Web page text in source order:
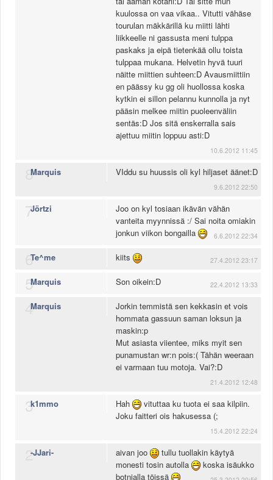
kuulossa on vaa vikaa.. Vitutti vähäse
tourulan mäkkärillä ku miitti lähti
liikkeelle ni gassusta meni tulppa
paskaks ja eipä tietenkää ollu toista
tulppaa mukana. Helvetin hyvä tuuri
näitte miittien suhteen:D Avausmiittiin
en päässy ku gg oli huollossa koska
kytkin ei sillon pelannu kunnolla ja nyt
pääsin melkee miitin puoleenväliin
sentäs:D Jos sitä enskerralla sais
ajettuu miitin loppuu asti:D
10.6.2012 11:45
8
Marquis VIddu su huussis oli kyl hiljaset äänet:D
9.6.2012 22:50
7Jörtzi
Joo on kyl tosiaan ikävän vähän
vanteita myynnissä :/ Sai noita omiakin
jonkun viikon bongailla
6.6.2012 22:34
6
Te^me kiits 27.4.2012 23:17
5Marquis Son oikein:D 22.4.2012 13:33
4
Marquis
Jorkin temmistä sen kekkasin et vois
hommata gassuun saman loksun ja
maskin:p
Mut asiasta viientee, miks myit sen
punamustan wr:n pois:( Tähän weeraan
ei varmaan tuu motoja. Vai?:D
21.4.2012 12:48
3k1mmo Hah
vituttaa ku tuota ei saa kilpiin.
Joku faitteri ois hakusessa (;
15.4.2012 22:24
2
-JJari- aivan joo
tullu tuollakin käytyä
monesti tosin autolla
koska isäukko
botnialla töissä